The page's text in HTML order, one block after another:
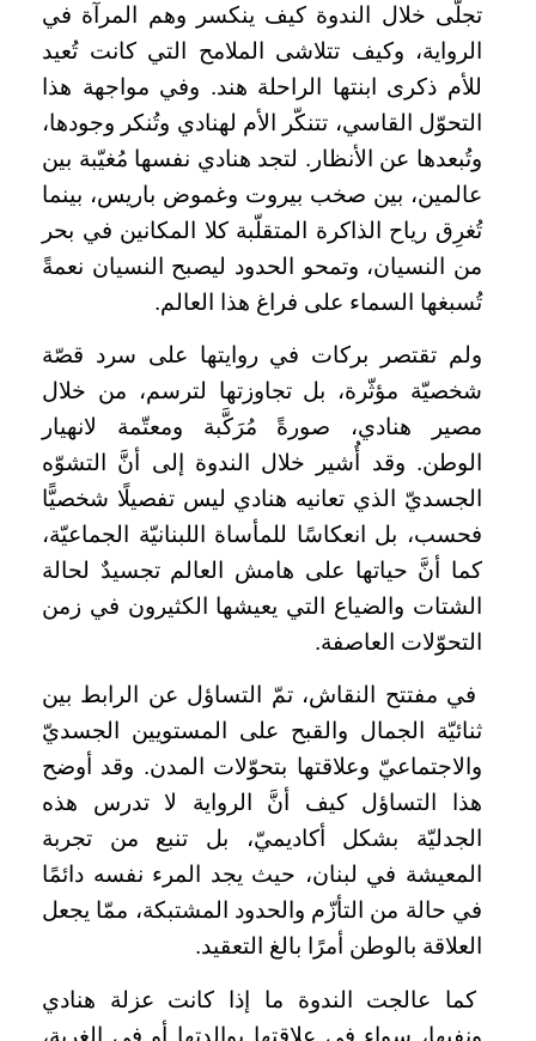
تجلّى خلال الندوة كيف ينكسر وهم المرآة في
الرواية، وكيف تتلاشى الملامح التي كانت تُعيد
للأم ذكرى ابنتها الراحلة هند. وفي مواجهة هذا
التحوّل القاسي، تتنكّر الأم لهنادي وتُنكر وجودها،
وتُبعدها عن الأنظار. لتجد هنادي نفسها مُغيّبة بين
عالمين، بين صخب بيروت وغموض باريس، بينما
تُغرِق رياح الذاكرة المتقلّبة كلا المكانين في بحر
من النسيان، وتمحو الحدود ليصبح النسيان نعمةً
تُسبغها السماء على فراغ هذا العالم.
ولم تقتصر بركات في روايتها على سرد قصّة
شخصيّة مؤثّرة، بل تجاوزتها لترسم، من خلال
مصير هنادي، صورةً مُرَكَّبة ومعتّمة لانهيار
الوطن. وقد أُشير خلال الندوة إلى أنَّ التشوّه
الجسديّ الذي تعانيه هنادي ليس تفصيلًا شخصيًّا
فحسب، بل انعكاسًا للمأساة اللبنانيّة الجماعيّة،
كما أنَّ حياتها على هامش العالم تجسيدٌ لحالة
الشتات والضياع التي يعيشها الكثيرون في زمن
التحوّلات العاصفة.
في مفتتح النقاش، تمّ التساؤل عن الرابط بين
ثنائيّة الجمال والقبح على المستويين الجسديّ
والاجتماعيّ وعلاقتها بتحوّلات المدن. وقد أوضح
هذا التساؤل كيف أنَّ الرواية لا تدرس هذه
الجدليّة بشكل أكاديميّ، بل تنبع من تجربة
المعيشة في لبنان، حيث يجد المرء نفسه دائمًا
في حالة من التأزّم والحدود المشتبكة، ممّا يجعل
العلاقة بالوطن أمرًا بالغ التعقيد.
كما عالجت الندوة ما إذا كانت عزلة هنادي
ونفيها، سواء في علاقتها بوالدتها أو في الغربة،